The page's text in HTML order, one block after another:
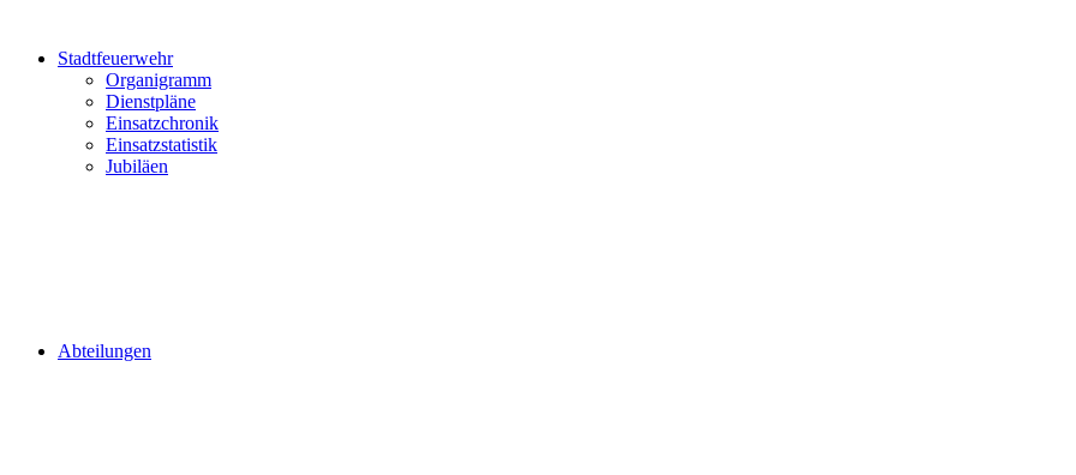
Stadtfeuerwehr
Organigramm
Dienstpläne
Einsatzchronik
Einsatzstatistik
Jubiläen
Abteilungen